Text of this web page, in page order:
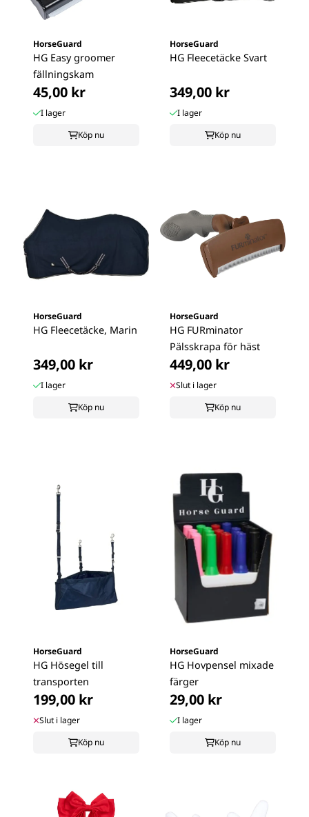
HorseGuard
HG Easy groomer
fällningskam
45,00 kr
I lager
Köp nu
HorseGuard
HG Fleecetäcke Svart
349,00 kr
I lager
Köp nu
HorseGuard
HG Fleecetäcke, Marin
349,00 kr
I lager
Köp nu
HorseGuard
HG FURminator
Pälsskrapa för häst
449,00 kr
Slut i lager
Köp nu
HorseGuard
HG Hösegel till
transporten
199,00 kr
Slut i lager
Köp nu
HorseGuard
HG Hovpensel mixade
färger
29,00 kr
I lager
Köp nu